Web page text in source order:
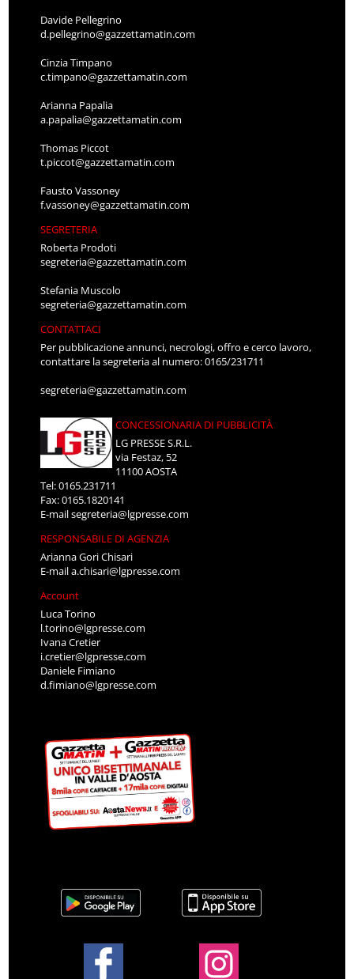
Davide Pellegrino
d.pellegrino@gazzettamatin.com
Cinzia Timpano
c.timpano@gazzettamatin.com
Arianna Papalia
a.papalia@gazzettamatin.com
Thomas Piccot
t.piccot@gazzettamatin.com
Fausto Vassoney
f.vassoney@gazzettamatin.com
SEGRETERIA
Roberta Prodoti
segreteria@gazzettamatin.com
Stefania Muscolo
segreteria@gazzettamatin.com
CONTATTACI
Per pubblicazione annunci, necrologi, offro e cerco lavoro,
contattare la segreteria al numero: 0165/231711
segreteria@gazzettamatin.com
CONCESSIONARIA DI PUBBLICITÀ
LG PRESSE S.R.L.
via Festaz, 52
11100 AOSTA
Tel: 0165.231711
Fax: 0165.1820141
E-mailsegreteria@lgpresse.com
RESPONSABILE DI AGENZIA
Arianna Gori Chisari
E-maila.chisari@lgpresse.com
Account
Luca Torino
l.torino@lgpresse.com
Ivana Cretier
i.cretier@lgpresse.com
Daniele Fimiano
d.fimiano@lgpresse.com